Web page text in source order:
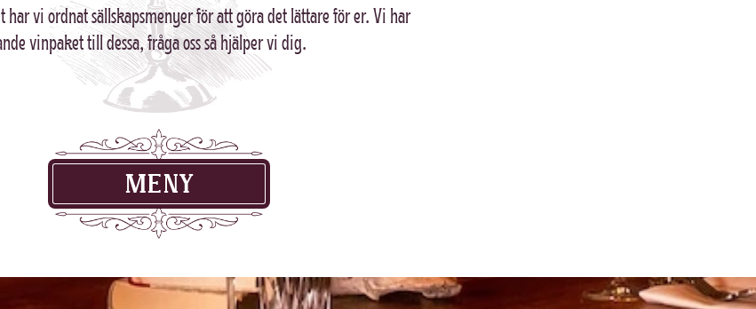
har vi ordnat sällskapsmenyer för att göra det lättare för er. Vi har
vinpaket till dessa, fråga oss så hjälper vi dig.
MENY